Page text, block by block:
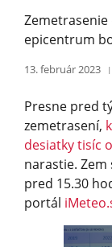
epicentrum
13. február 2023
Presne pred
zemetrasení,
desiatky tisíc
narastie.
pred 15.30
portál